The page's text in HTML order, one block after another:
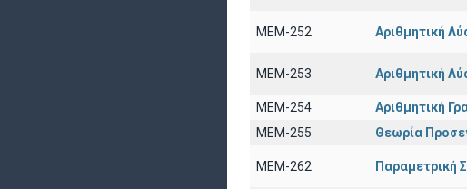
ΜΕΜ-252 Αριθμητική
ΜΕΜ-253 Αριθμητική
ΜΕΜ-254
Αριθμητική
ΜΕΜ-255
Θεωρία
ΜΕΜ-262 Παραμετρική